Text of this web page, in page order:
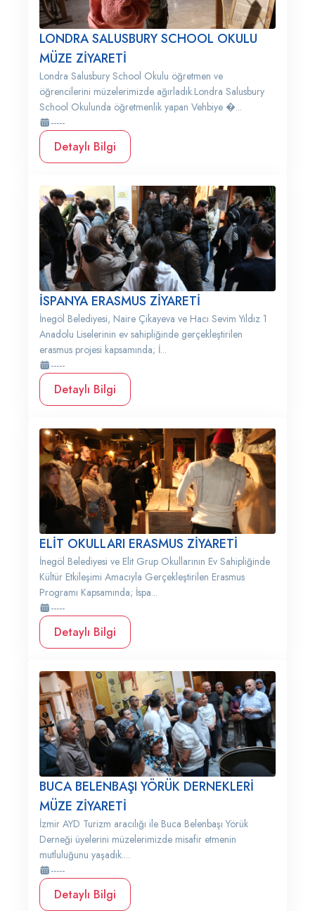
LONDRA SALUSBURY SCHOOL OKULU
MÜZE ZİYARETİ
Londra Salusbury School Okulu öğretmen ve
öğrencilerini müzelerimizde ağırladık.Londra Salusbury
School Okulunda öğretmenlik yapan Vehbiye �...
-----
Detaylı Bilgi
İSPANYA ERASMUS ZİYARETİ
İnegöl Belediyesi, Naire Çikayeva ve Hacı Sevim Yıldız 1
Anadolu Liselerinin ev sahipliğinde gerçekleştirilen
erasmus projesi kapsamında; İ...
-----
Detaylı Bilgi
ELİT OKULLARI ERASMUS ZİYARETİ
İnegöl Belediyesi ve Elit Grup Okullarının Ev Sahipliğinde
Kültür Etkileşimi Amacıyla Gerçekleştirilen Erasmus
Programı Kapsamında; İspa...
-----
Detaylı Bilgi
BUCA BELENBAŞI YÖRÜK DERNEKLERİ
MÜZE ZİYARETİ
İzmir AYD Turizm aracılığı ile Buca Belenbaşı Yörük
Derneği üyelerini müzelerimizde misafir etmenin
mutluluğunu yaşadık....
-----
Detaylı Bilgi